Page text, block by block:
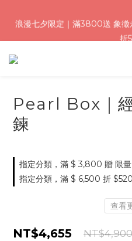
折
折
加入會員就送＄200 購
浪漫七夕限定｜滿3800送 象徵
折
Pearl Box｜
鍊
指定分類，滿 $ 3,800 贈 限
指定分類，滿 $ 6,500 折 $520
查看
NT$4,655 NT$4,900